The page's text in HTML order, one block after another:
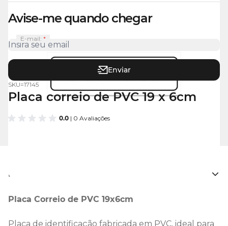
0.0 | 0 Avaliações
SKU=17145
Placa correio de PVC 19 x 6cm
Avise-me quando chegar
E-mail:
Enviar
Descrição
Placa Correio de PVC 19x6cm
Placa de identificação fabricada em PVC, ideal para